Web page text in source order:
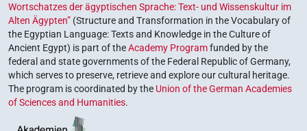
Wortschatzes der ägyptischen Sprache: Text- und Wissenskultur im
Alten Ägypten” (Structure and Transformation in the Vocabulary of
the Egyptian Language: Texts and Knowledge in the Culture of
Ancient Egypt) is part of theAcademy Programfunded by the
federal and state governments of the Federal Republic of Germany,
which serves to preserve, retrieve and explore our cultural heritage.
The program is coordinated by the Union of the German Academies
of Sciences and Humanities.